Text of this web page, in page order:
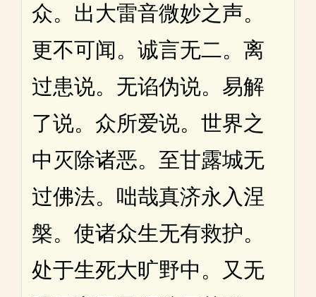
众。出大雷音微妙之声。
更不可闻。诚言无二。离
过患说。无谄伪说。易解
了说。众所爱说。世界之
中灭除诸恶。至甘露城无
过佛法。咄哉真济永入涅
槃。使诸众生无有救护。
处于生死大旷野中。又无